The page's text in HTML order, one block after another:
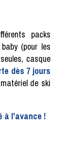
packs
(pour les
casque
dès 7 jours
de ski
l’avance !